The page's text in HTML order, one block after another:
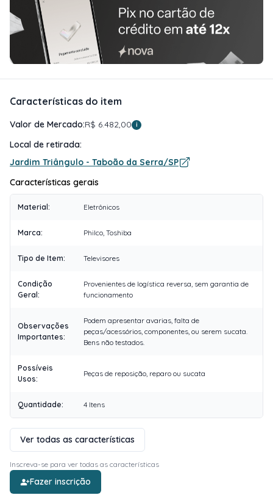
Características do item
Valor de Mercado:R$ 6.482,00 i
Local de retirada:
Jardim Triângulo - Taboão da Serra/SP
Características gerais
Material: Eletrônicos
Marca: Philco, Toshiba
Tipo de Item: Televisores
Condição
Geral:
Provenientes de logística reversa, sem garantia de
funcionamento
Observações
Importantes:
Podem apresentar avarias, falta de
peças/acessórios, componentes, ou serem sucata.
Bens não testados.
Possíveis
Usos:
Peças de reposição, reparo ou sucata
Quantidade: 4 Itens
Ver todas as características
Inscreva-se para ver todas as características
Fazer inscrição